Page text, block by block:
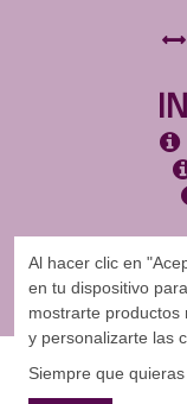
Al hacer clic en
en tu dispositivo
mostrarte productos
y personalizarte las
Siempre que